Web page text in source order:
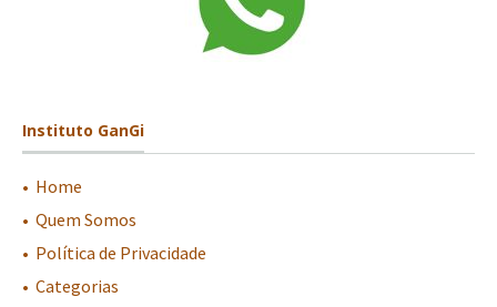
Instituto GanGi
• Home
• Quem Somos
• Política de Privacidade
• Categorias